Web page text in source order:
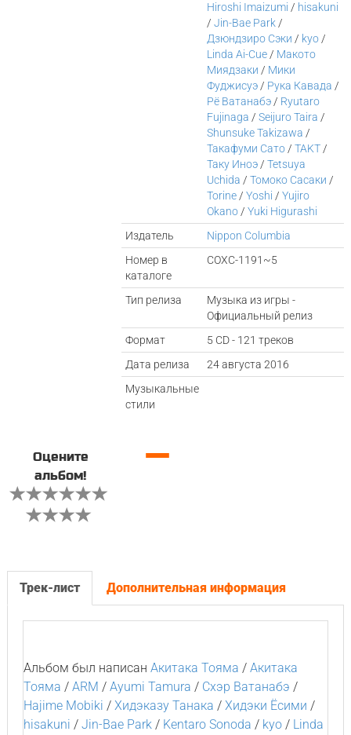
Hiroshi Imaizumi / hisakuni
/Jin-Bae Park /
Дзюндзиро Сэки / kyo /
Linda Ai-Cue / Макото
Миядзаки / Мики
Фуджисуэ / Рука Кавада /
Рё Ватанабэ / Ryutaro
Fujinaga /Seijuro Taira /
Shunsuke Takizawa /
Такафуми Сато /TAKT /
Таку Иноэ /Tetsuya
Uchida /Томоко Сасаки /
Torine /Yoshi /Yujiro
Okano /Yuki Higurashi
Издатель
Nippon Columbia
Номер в
каталоге
COXC-1191~5
Тип релиза
Музыка из игры -
Официальный релиз
Формат
5 CD - 121 треков
Дата релиза
24 августа 2016
Музыкальные
стили
Оцените
альбом!
—
Трек-лист Дополнительная информация
Альбом был написан Акитака Тояма / Акитака
Тояма / ARM / Ayumi Tamura / Cхэр Ватанабэ /
Hajime Mobiki / Хидэказу Танака / Хидэки Ёсими /
hisakuni / Jin-Bae Park/ Kentaro Sonoda / kyo/ Linda